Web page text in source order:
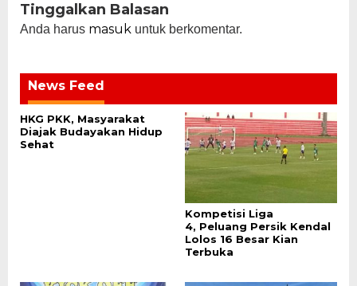
Tinggalkan Balasan
Anda harus masuk untuk berkomentar.
News Feed
HKG PKK, Masyarakat
Diajak Budayakan Hidup
Sehat
Kompetisi Liga
4, Peluang Persik Kendal
Lolos 16 Besar Kian
Terbuka